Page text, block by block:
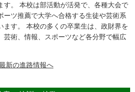
す。 本校は部活動が活発で、各種大会で
ーツ推薦で大学へ合格する生徒や芸術系
ます。 本校の多くの卒業生は、政財界を
芸術、情報、スポーツなど各分野で幅広
新の進路情報へ